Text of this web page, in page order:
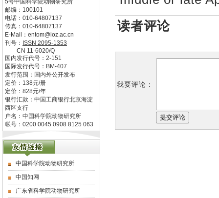
5号中国科学院动物研究所
邮编： 100101
电话： 010-64807137
传真： 010-64807137
E-Mail： entom@ioz.ac.cn
刊号： ISSN 2095-1353
CN 11-6020/Q
国内发行代号： 2-151
国际发行代号： BM-407
发行范围：国内外公开发布
定价： 138元/册
定价： 828元/年
银行汇款：中国工商银行北京海淀
西区支行
户名：中国科学院动物研究所
帐号：0200 0045 0908 8125 063
中国科学院动物研究所
中国知网
广东省科学院动物研究所
读者评论
我要评论：